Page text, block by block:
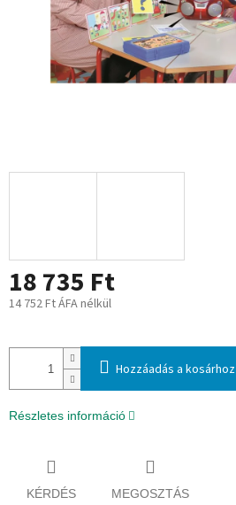
18 735 Ft
14 752 Ft ÁFA nélkül
Hozzáadás a kosárhoz
Részletes információ
KÉRDÉS MEGOSZTÁS